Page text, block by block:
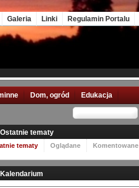
Galeria Linki Regulamin Portalu
Dom, ogród Edukacja
Ostatnie tematy
tematy Oglądane Komentowane
Kalendarium